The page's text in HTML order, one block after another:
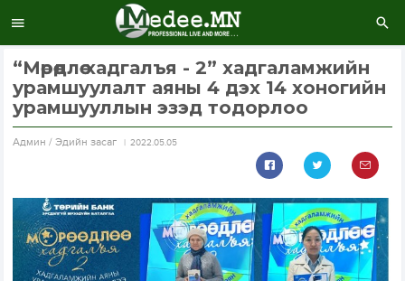
“Мөрөөдлөө хадгалъя - 2” хадгаламжийн
урамшуулалт аяны 4 дэх 14 хоногийн
урамшууллын эзэд тодорлоо
Aдмин / Эдийн засаг 2022.05.05